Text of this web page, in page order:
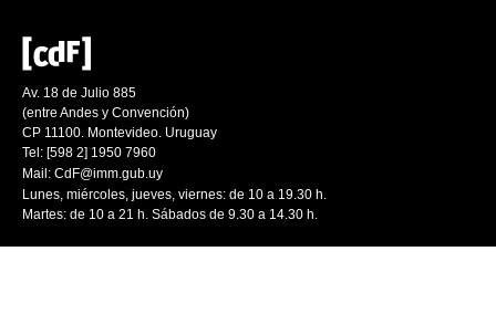
Av. 18 de Julio 885
(entre Andes y Convención)
CP 11100. Montevideo. Uruguay
Tel: [598 2] 1950 7960
Mail: CdF@imm.gub.uy
Lunes, miércoles, jueves, viernes: de 10 a 19.30 h.
Martes: de 10 a 21 h. Sábados de 9.30 a 14.30 h.